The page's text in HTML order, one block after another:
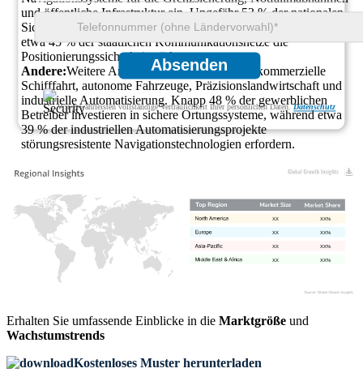
Absenden
Wir gewährleisten vollständige Vertraulichkeit Ihrer persönlichen Daten.Datenschutz
und öffentliche Infrastruktur ein. Ungefähr 53 % der nationalen
Sicherheitsprojekte umfassen GPS-Schutztechnologien, während
etwa 45 % der staatlichen Kommunikationsnetze die
Positionierungssicherheit stärken.
Andere:Weitere Anwendungen umfassen die kommerzielle
Schifffahrt, autonome Fahrzeuge, Präzisionslandwirtschaft und
industrielle Automatisierung. Knapp 48 % der gewerblichen
Betreiber investieren in sichere Ortungssysteme, während etwa
39 % der industriellen Automatisierungsprojekte
störungsresistente Navigationstechnologien erfordern.
XX%
XX
XX%
XX
XX%
XX
XX%
XX
Erhalten Sie umfassende Einblicke in die Marktgröße und
Wachstumstrends
Kostenloses Muster herunterladen